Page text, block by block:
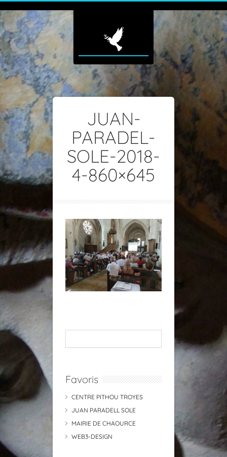
JUAN-
PARADEL-
SOLE-2018-
4-860×645
Favoris
CENTRE PITHOU TROYES
JUAN PARADELL SOLE
MAIRIE DE CHAOURCE
WEB3-DESIGN